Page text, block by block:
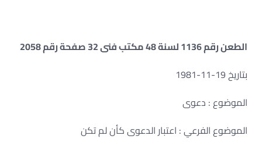
الطعن رقم 1136 لسنة 48 مكتب فنى 32 صفحة رقم 2058
بتاريخ 19-11-1981
الموضوع : دعوى
الموضوع الفرعي : اعتبار الدعوى كأن لم تكن